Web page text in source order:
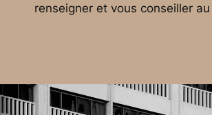
renseigner et vous conseiller